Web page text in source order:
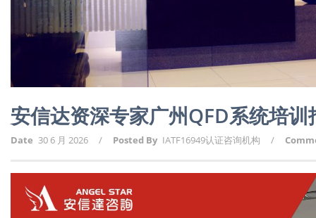
安信达资深专家广州QFD系统培训
Date 30 6 月 2026 / Posted By IATF16949认证咨询机构 /